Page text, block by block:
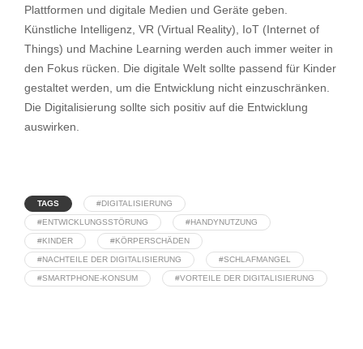
Plattformen und digitale Medien und Geräte geben.
Künstliche Intelligenz, VR (Virtual Reality), IoT (Internet of
Things) und Machine Learning werden auch immer weiter in
den Fokus rücken. Die digitale Welt sollte passend für Kinder
gestaltet werden, um die Entwicklung nicht einzuschränken.
Die Digitalisierung sollte sich positiv auf die Entwicklung
auswirken.
TAGS #DIGITALISIERUNG
#ENTWICKLUNGSSTÖRUNG #HANDYNUTZUNG
#KINDER #KÖRPERSCHÄDEN
#NACHTEILE DER DIGITALISIERUNG #SCHLAFMANGEL
#SMARTPHONE-KONSUM #VORTEILE DER DIGITALISIERUNG